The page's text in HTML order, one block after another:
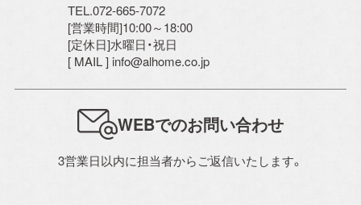
TEL.072-665-7072
[営業時間]10:00～18:00
[定休日]水曜日・祝日
[ MAIL ] info@alhome.co.jp
WEBでのお問い合わせ
3営業日以内に担当者からご返信いたします。